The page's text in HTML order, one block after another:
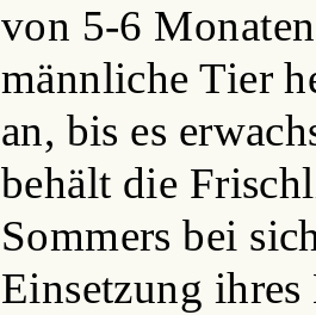
von 5-6
männliche Tier
an, bis es
behält die
Sommers bei
Einsetzung ihres